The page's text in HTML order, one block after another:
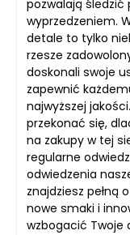
pozwalają śledzić
wyprzedzeniem.
detale to tylko
rzesze
doskonali swoje
zapewnić
najwyższej
przekonać się,
na zakupy w tej
regularne
odwiedzenia
znajdziesz pełną
nowe smaki i
wzbogacić Twoje